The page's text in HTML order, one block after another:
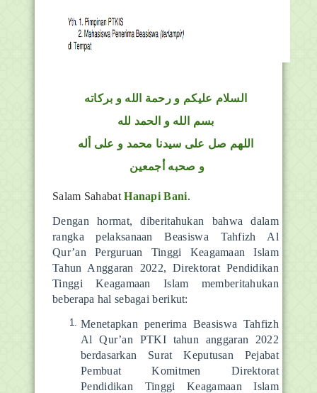
السلام عليكم و رحمة الله و بركاته
بسم الله و الحمد لله
اللهم صل على سيدنا محمد و على أله
و صحبه أجمعين
Salam SahabatHanapi Bani.
Dengan hormat, diberitahukan bahwa dalam
rangka pelaksanaan Beasiswa Tahfizh Al
Qur’an Perguruan Tinggi Keagamaan Islam
Tahun Anggaran 2022, Direktorat Pendidikan
Tinggi Keagamaan Islam memberitahukan
beberapa hal sebagai berikut:
Menetapkan penerima Beasiswa Tahfizh
Al Qur’an PTKI tahun anggaran 2022
berdasarkan Surat Keputusan Pejabat
Pembuat Komitmen Direktorat
Pendidikan Tinggi Keagamaan Islam